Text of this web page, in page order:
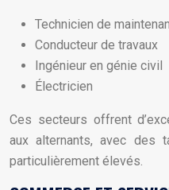
Technicien de
Conducteur de travaux
Ingénieur en génie civil
Électricien
Ces secteurs offrent
aux alternants, avec des
particulièrement élevés.